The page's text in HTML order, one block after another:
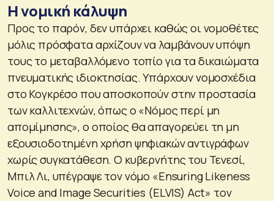
Η νομική κάλυψη
Προς το παρόν, δεν υπάρχει καθώς οι νομοθέτες
μόλις πρόσφατα αρχίζουν να λαμβάνουν υπόψη
τους το μεταβαλλόμενο τοπίο για τα δικαιώματα
πνευματικής ιδιοκτησίας. Υπάρχουν νομοσχέδια
στο Κογκρέσο που αποσκοπούν στην προστασία
των καλλιτεχνών, όπως ο «Νόμος περί μη
απομίμησης», ο οποίος θα απαγορεύει τη μη
εξουσιοδοτημένη χρήση ψηφιακών αντιγράφων
χωρίς συγκατάθεση. Ο κυβερνήτης του Τενεσί,
Μπιλ Λι, υπέγραψε τον νόμο «Ensuring Likeness
Voice and Image Securities (ELVIS) Act» τον